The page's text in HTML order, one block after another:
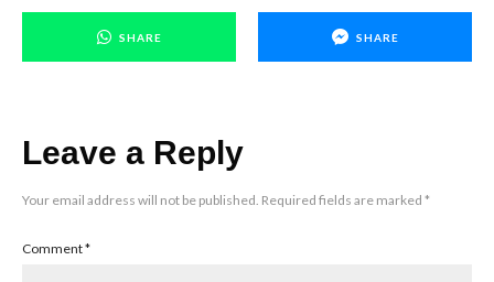
SHARE SHARE
Leave a Reply
Your email address will not be published. Required fields are marked *
Comment*